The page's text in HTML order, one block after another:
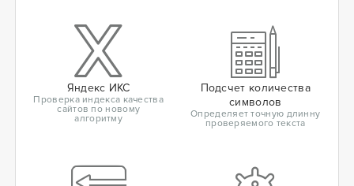
Яндекс ИКС
Проверка индекса качества
сайтов по новому
алгоритму
Подсчет количества
символов
Определяет точную длинну
проверяемого текста